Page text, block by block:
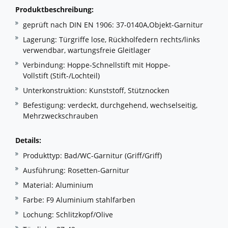
Produktbeschreibung:
geprüft nach DIN EN 1906: 37-0140A,Objekt-Garnitur
Lagerung: Türgriffe lose, Rückholfedern rechts/links
verwendbar, wartungsfreie Gleitlager
Verbindung: Hoppe-Schnellstift mit Hoppe-
Vollstift (Stift-/Lochteil)
Unterkonstruktion: Kunststoff, Stütznocken
Befestigung: verdeckt, durchgehend, wechselseitig,
Mehrzweckschrauben
Details:
Produkttyp: Bad/WC-Garnitur (Griff/Griff)
Ausführung: Rosetten-Garnitur
Material: Aluminium
Farbe: F9 Aluminium stahlfarben
Lochung: Schlitzkopf/Olive